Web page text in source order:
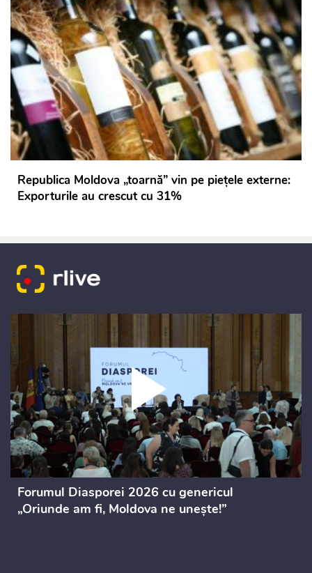
Republica Moldova „toarnă” vin pe piețele externe:
Exporturile au crescut cu 31%
Forumul Diasporei 2026 cu genericul
„Oriunde am fi, Moldova ne unește!”